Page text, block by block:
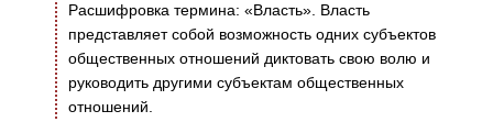
Расшифровка термина: «Власть». Власть
представляет собой возможность одних субъектов
общественных отношений диктовать свою волю и
руководить другими субъектам общественных
отношений.